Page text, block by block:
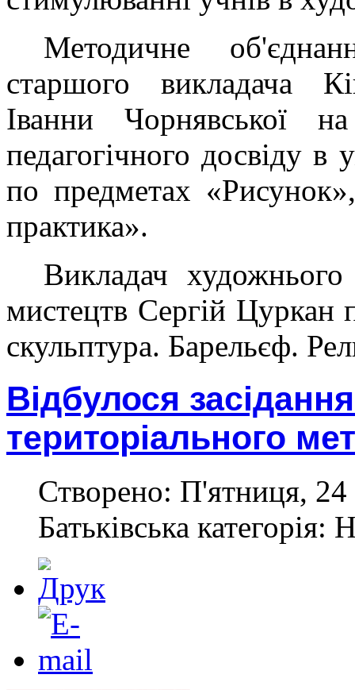
Методичне
старшого викладача
Іванни Чорнявської
педагогічного досвіду в
по предметах
практика».
Викладач художнього
мистецтв Сергій Цуркан
скульптура. Барельєф.
Відбулося
територіального
Створено: П'ятниця, 24
Батьківська категорія: